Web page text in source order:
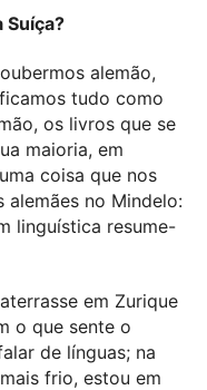
Suíça?
alemão,
tudo como
os livros que se
maioria, em
coisa que nos
alemães no Mindelo:
linguística resume-
em Zurique
o que sente o
de línguas; na
frio, estou em